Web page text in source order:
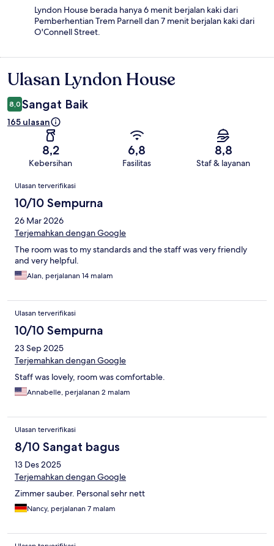
Lyndon House berada hanya 6 menit berjalan kaki dari
Pemberhentian Trem Parnell dan 7 menit berjalan kaki dari
O'Connell Street.
Ulasan
Ulasan Lyndon House
8,0 Sangat Baik
165 ulasan
8,2
Kebersihan
6,8
Fasilitas
8,8
Staf & layanan
Ulasan
Ulasan terverifikasi
10/10 Sempurna
26 Mar 2026
Terjemahkan dengan Google
The room was to my standards and the staff was very friendly
and very helpful.
Alan, perjalanan 14 malam
Ulasan terverifikasi
10/10 Sempurna
23 Sep 2025
Terjemahkan dengan Google
Staff was lovely, room was comfortable.
Annabelle, perjalanan 2 malam
Ulasan terverifikasi
8/10 Sangat bagus
13 Des 2025
Terjemahkan dengan Google
Zimmer sauber. Personal sehr nett
Nancy, perjalanan 7 malam